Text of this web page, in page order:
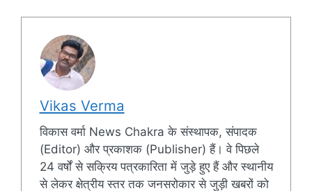
Vikas Verma
विकास वर्मा News Chakra के संस्थापक, संपादक
(Editor) और प्रकाशक (Publisher) हैं। वे पिछले
24 वर्षों से सक्रिय पत्रकारिता में जुड़े हुए हैं और स्थानीय
से लेकर क्षेत्रीय स्तर तक जनसरोकार से जुड़ी खबरों को